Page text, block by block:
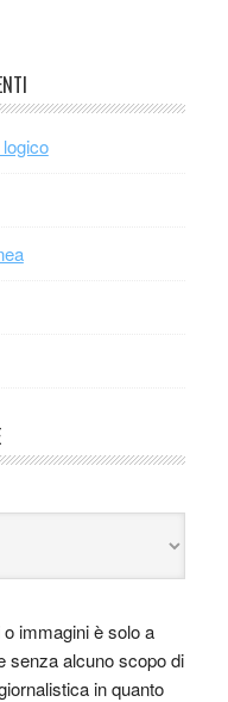
immagini è solo a
senza alcuno scopo di
in quanto